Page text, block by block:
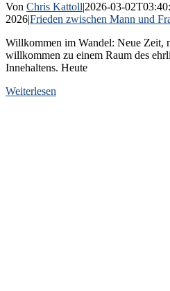
Von Chris Kattoll|2026-03-
2026|Frieden zwischen Mann und
Willkommen im Wandel: Neue Zeit,
willkommen zu einem Raum des
Innehaltens. Heute
Weiterlesen